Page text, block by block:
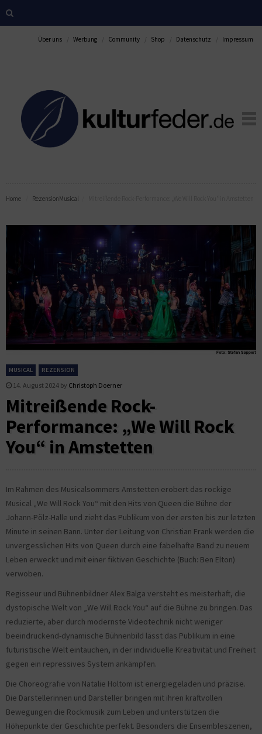
Über uns Werbung Community Shop Datenschutz Impressum
Home RezensionMusical
MUSICAL REZENSION
14. August 2024 by Christoph Doerner
Mitreißende Rock-
Performance: „We Will Rock
You“ in Amstetten
Im Rahmen des Musicalsommers Amstetten erobert das rockige
Musical „We Will Rock You“ mit den Hits von Queen die Bühne der
Johann-Pölz-Halle und zieht das Publikum von der ersten bis zur letzten
Minute in seinen Bann. Unter der Leitung von Christian Frank werden die
unvergesslichen Hits von Queen durch eine fabelhafte Band zu neuem
Leben erweckt und mit einer fiktiven Geschichte (Buch: Ben Elton)
verwoben.
Regisseur und Bühnenbildner Alex Balga versteht es meisterhaft, die
dystopische Welt von „We Will Rock You“ auf die Bühne zu bringen. Das
reduzierte, aber durch modernste Videotechnik nicht weniger
beeindruckend-dynamische Bühnenbild lässt das Publikum in eine
futuristische Welt eintauchen, in der individuelle Kreativität und Freiheit
gegen ein repressives System ankämpfen.
Die Choreografie von Natalie Holtom ist energiegeladen und präzise.
Die Darstellerinnen und Darsteller bringen mit ihren kraftvollen
Bewegungen die Rockmusik zum Leben und unterstützen die
Höhepunkte der Geschichte perfekt. Besonders die Ensembleszenen,